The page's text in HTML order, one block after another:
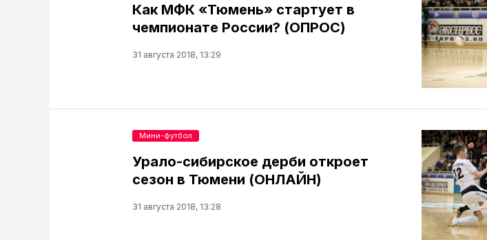
Как МФК «Тюмень» стартует в
чемпионате России? (ОПРОС)
31 августа 2018, 13:29
Урало-сибирское дерби откроет
сезон в Тюмени (ОНЛАЙН)
31 августа 2018, 13:28
Мини-футбол